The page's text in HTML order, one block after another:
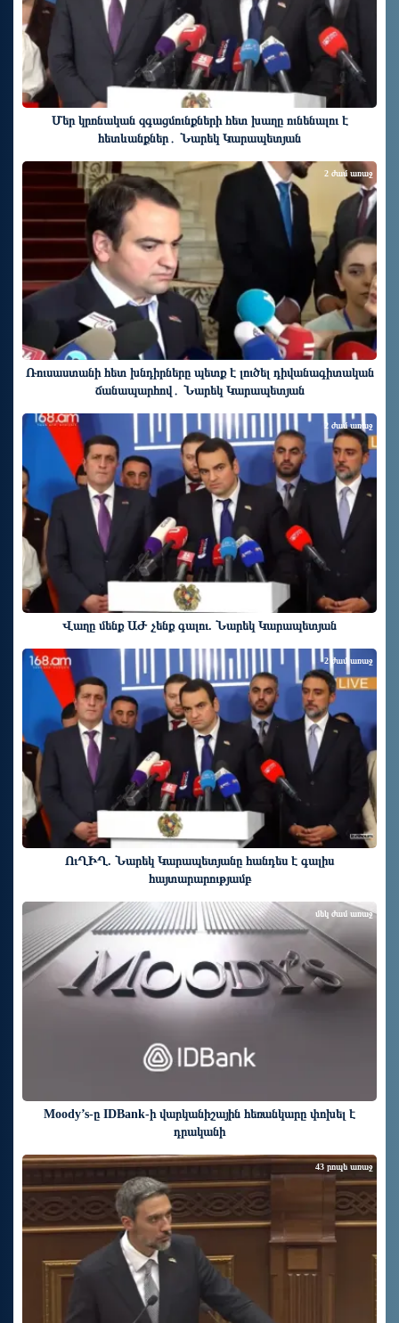
Մեր կրոնական զգացմունքների հետ խաղը ունենալու է
հետևանքներ․ Նարեկ Կարապետյան
Ռուսաստանի հետ խնդիրները պետք է լուծել դիվանագիտական
ճանապարհով․ Նարեկ Կարապետյան
2 ժամ առաջ
Վաղը մենք ԱԺ չենք գալու. Նարեկ Կարապետյան
2 ժամ առաջ
ՈւՂԻՂ. Նարեկ Կարապետյանը հանդես է գալիս
հայտարարությամբ
2 ժամ առաջ
Moody’s-ը IDBank-ի վարկանիշային հեռանկարը փոխել է
դրականի
մեկ ժամ առաջ
43 րոպե առաջ